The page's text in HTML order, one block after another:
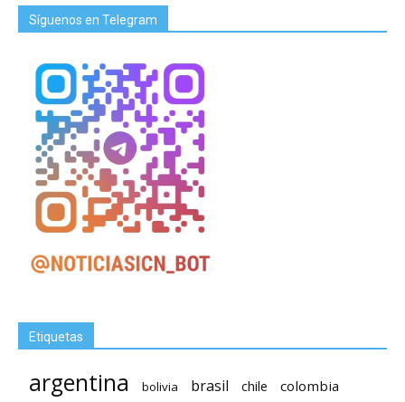
Síguenos en Telegram
Etiquetas
argentina bolivia brasil chile colombia